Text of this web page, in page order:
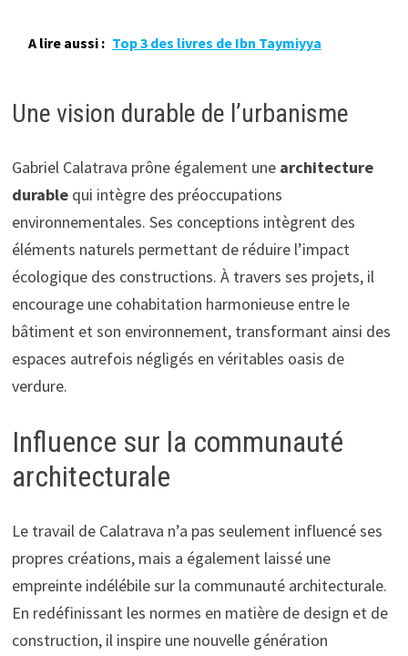
A lire aussi : Top 3 des livres de Ibn Taymiyya
Une vision durable de l’urbanisme
Gabriel Calatrava prône également une architecture
durablequi intègre des préoccupations
environnementales. Ses conceptions intègrent des
éléments naturels permettant de réduire l’impact
écologique des constructions. À travers ses projets, il
encourage une cohabitation harmonieuse entre le
bâtiment et son environnement, transformant ainsi des
espaces autrefois négligés en véritables oasis de
verdure.
Influence sur la communauté
architecturale
Le travail de Calatrava n’a pas seulement influencé ses
propres créations, mais a également laissé une
empreinte indélébile sur la communauté architecturale.
En redéfinissant les normes en matière de design et de
construction, il inspire une nouvelle génération